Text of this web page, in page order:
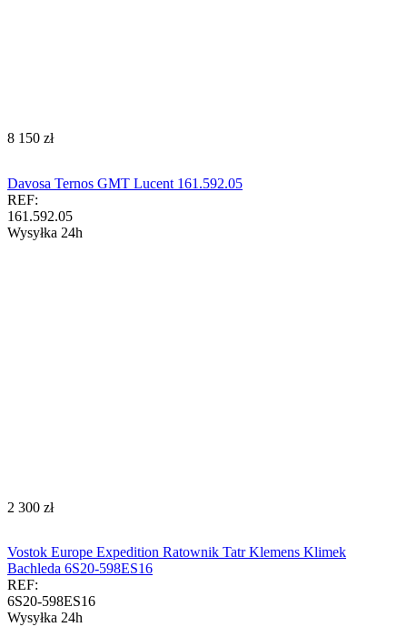
‍8 150‍ zł
Davosa Ternos GMT Lucent 161.592.05
REF:
161.592.05
Wysyłka 24h
‍2 300‍ zł
Vostok Europe Expedition Ratownik Tatr Klemens Klimek
Bachleda 6S20-598ES16
REF:
6S20-598ES16
Wysyłka 24h